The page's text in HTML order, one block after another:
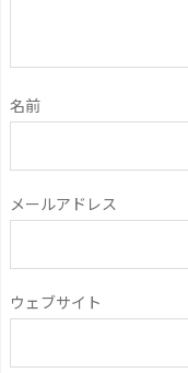
名前
メールアドレス
ウェブサイト